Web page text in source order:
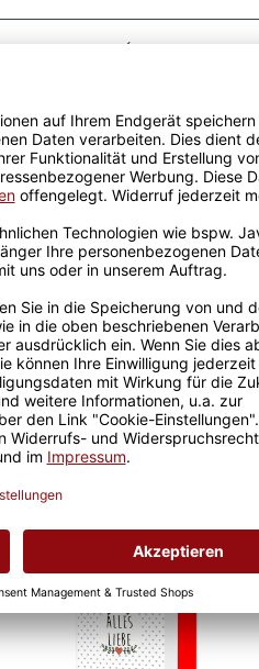
Passende Verpackungen
Geschenkverpackung 1
Tasse mit Fenster
2,50 €
Grußkarten zum